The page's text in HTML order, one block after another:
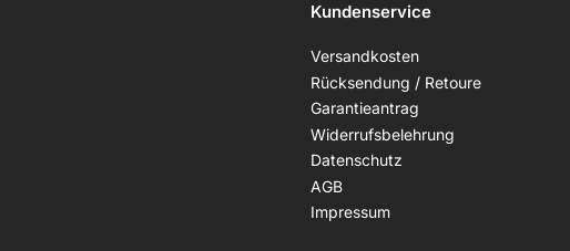
Kundenservice
Versandkosten
Rücksendung / Retoure
Garantieantrag
Widerrufsbelehrung
Datenschutz
AGB
Impressum